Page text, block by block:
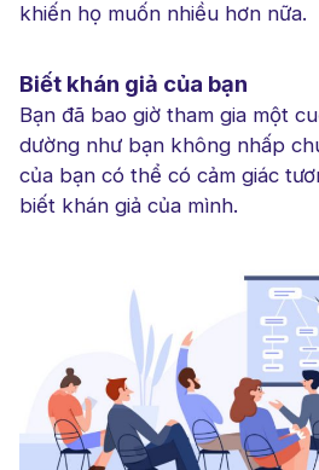
khiến họ muốn nhiều hơn nữa.
Biết khán giả của bạn
Bạn đã bao giờ tham gia một
dường như bạn không nhấp
của bạn có thể có cảm giác
biết khán giả của mình.